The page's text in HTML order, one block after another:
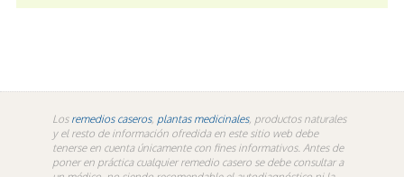
Los remedios caseros, plantas medicinales, productos naturales
y el resto de información ofredida en este sitio web debe
tenerse en cuenta únicamente con fines informativos. Antes de
poner en práctica cualquier remedio casero se debe consultar a